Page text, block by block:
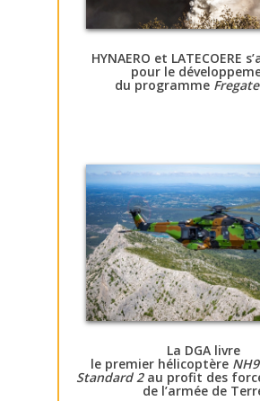
HYNAERO et LATECOERE
pour le
du programme
La DGA livre
le premier hélicoptère
Standard 2au profit des
de l’armée de